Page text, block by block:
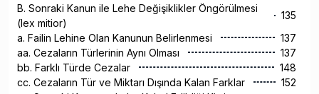
B. Sonraki Kanun ile Lehe Değişiklikler Öngörülmesi
(lex mitior)
135
a. Failin Lehine Olan Kanunun Belirlenmesi
137
aa. Cezaların Türlerinin Aynı Olması
137
bb. Farklı Türde Cezalar
148
cc. Cezaların Tür ve Miktarı Dışında Kalan Farklar
152